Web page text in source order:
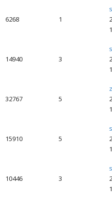
6268 1
14940 3
32767 5
15910 5
10446 3